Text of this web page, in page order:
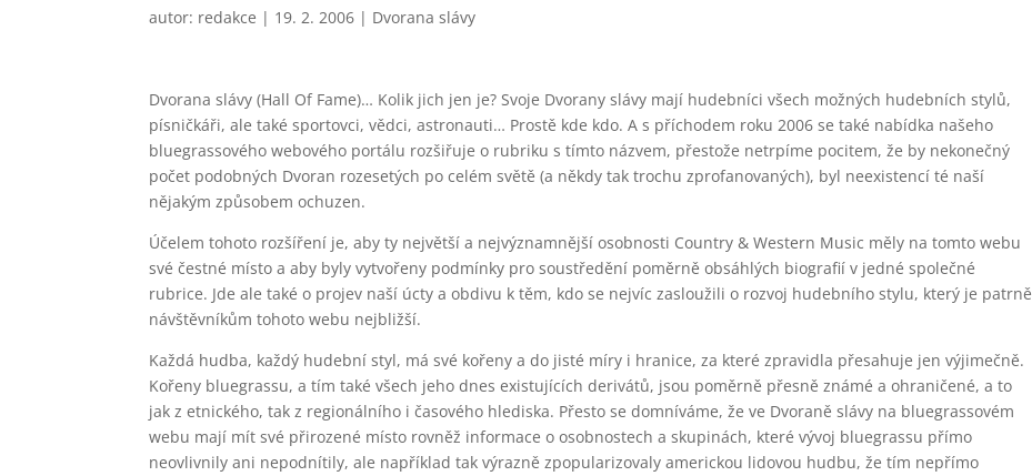
autor: redakce | 19. 2. 2006 | Dvorana slávy
Dvorana slávy (Hall Of Fame)… Kolik jich jen je? Svoje Dvorany slávy mají hudebníci všech možných hudebních stylů,
písničkáři, ale také sportovci, vědci, astronauti… Prostě kde kdo. A s příchodem roku 2006 se také nabídka našeho
bluegrassového webového portálu rozšiřuje o rubriku s tímto názvem, přestože netrpíme pocitem, že by nekonečný
počet podobných Dvoran rozesetých po celém světě (a někdy tak trochu zprofanovaných), byl neexistencí té naší
nějakým způsobem ochuzen.
Účelem tohoto rozšíření je, aby ty největší a nejvýznamnější osobnosti Country & Western Music měly na tomto webu
své čestné místo a aby byly vytvořeny podmínky pro soustředění poměrně obsáhlých biografií v jedné společné
rubrice. Jde ale také o projev naší úcty a obdivu k těm, kdo se nejvíc zasloužili o rozvoj hudebního stylu, který je patrně
návštěvníkům tohoto webu nejbližší.
Každá hudba, každý hudební styl, má své kořeny a do jisté míry i hranice, za které zpravidla přesahuje jen výjimečně.
Kořeny bluegrassu, a tím také všech jeho dnes existujících derivátů, jsou poměrně přesně známé a ohraničené, a to
jak z etnického, tak z regionálního i časového hlediska. Přesto se domníváme, že ve Dvoraně slávy na bluegrassovém
webu mají mít své přirozené místo rovněž informace o osobnostech a skupinách, které vývoj bluegrassu přímo
neovlivnily ani nepodnítily, ale například tak výrazně zpopularizovaly americkou lidovou hudbu, že tím nepřímo